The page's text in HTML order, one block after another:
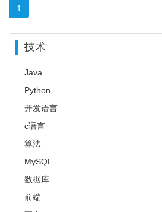
1
技术
Java
Python
开发语言
c语言
算法
MySQL
数据库
前端